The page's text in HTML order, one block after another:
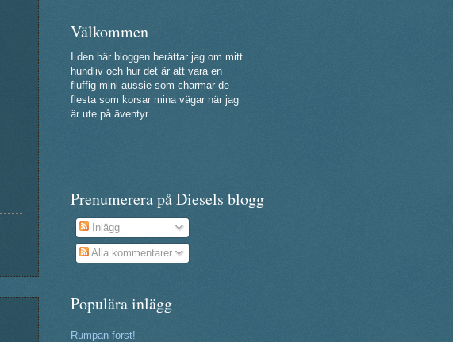
Välkommen
I den här bloggen berättar jag om mitt
hundliv och hur det är att vara en
fluffig mini-aussie som charmar de
flesta som korsar mina vägar när jag
är ute på äventyr.
Prenumerera på Diesels blogg
Inlägg
Alla kommentarer
Populära inlägg
Rumpan först!